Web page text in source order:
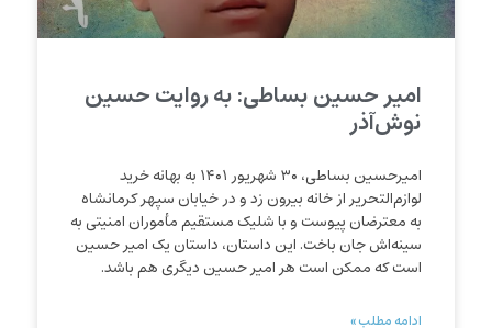
امیر حسین بساطی: به روایت حسین
نوش‌آذر
امیرحسین بساطی، ۳۰ شهریور ۱۴۰۱ به بهانه خرید
لوازم‌التحریر از خانه بیرون زد و در خیابان سپهر کرمانشاه
به معترضان پیوست و با شلیک مستقیم مأموران امنیتی به
سینه‌اش جان باخت. این داستان، داستان یک امیر حسین
است که ممکن است هر امیر حسین دیگری هم باشد.
ادامه مطلب »